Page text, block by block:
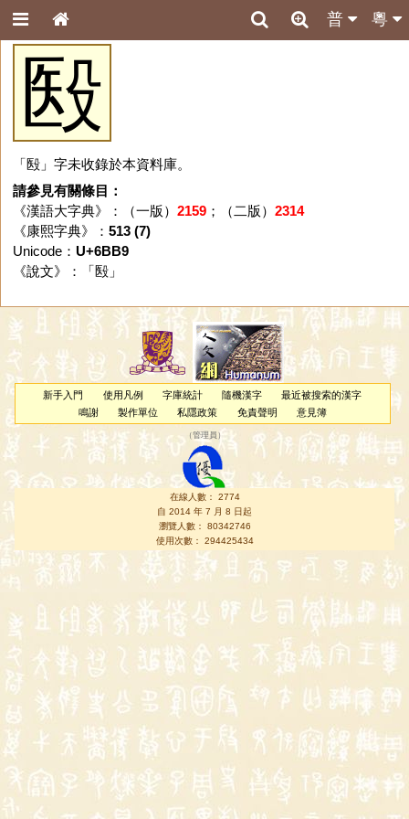
粵
普
殹
「殹」字未收錄於本資料庫。
請參見有關條目：
《漢語大字典》：（一版） 2159；（二版） 2314
《康熙字典》： 513 (7)
Unicode： U+6BB9
《說文》：「 殹」
新手入門 使用凡例 字庫統計 隨機漢字
最近被搜索的漢字
鳴謝
製作單位 私隱政策 免責聲明 意見簿
（管理員 ）
在線人數： 2774
自 2014 年 7 月 8 日起
瀏覽人數： 80342746
使用次數： 294425434